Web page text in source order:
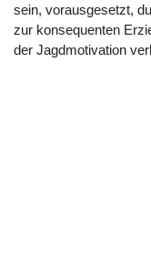
sein, vorausgesetzt,
zur konsequenten
der Jagdmotivation